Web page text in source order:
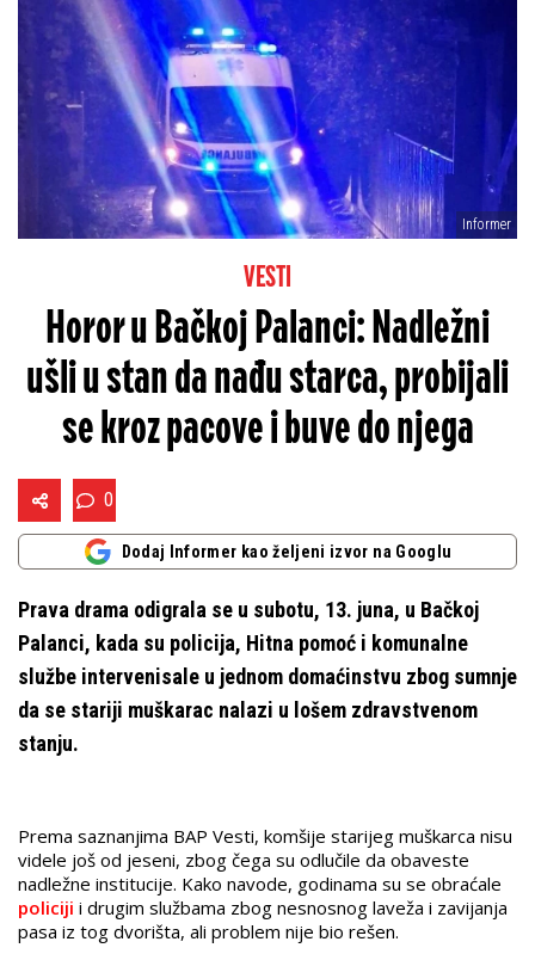
Informer
VESTI
Horor u Bačkoj Palanci: Nadležni
ušli u stan da nađu starca, probijali
se kroz pacove i buve do njega
0
Dodaj Informer kao željeni izvor na Googlu
Prava drama odigrala se u subotu, 13. juna, u Bačkoj
Palanci, kada su policija, Hitna pomoć i komunalne
službe intervenisale u jednom domaćinstvu zbog sumnje
da se stariji muškarac nalazi u lošem zdravstvenom
stanju.
Prema saznanjima BAP Vesti, komšije starijeg muškarca nisu
videle još od jeseni, zbog čega su odlučile da obaveste
nadležne institucije. Kako navode, godinama su se obraćale
policiji i drugim službama zbog nesnosnog laveža i zavijanja
pasa iz tog dvorišta, ali problem nije bio rešen.